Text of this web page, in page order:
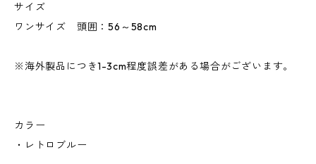
サイズ
ワンサイズ 頭囲：56～58cm
※海外製品につき1-3cm程度誤差がある場合がございます。
カラー
・レトロブルー